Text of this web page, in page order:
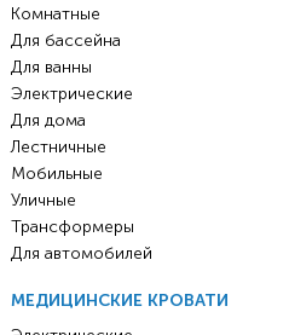
Комнатные
Для бассейна
Для ванны
Электрические
Для дома
Лестничные
Мобильные
Уличные
Трансформеры
Для автомобилей
МЕДИЦИНСКИЕ КРОВАТИ